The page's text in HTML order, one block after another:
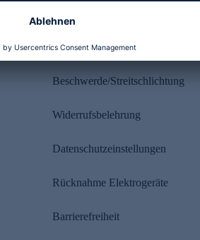
Rechtliches
Beschwerde/Streitschlichtung
Widerrufsbelehrung
Datenschutzeinstellungen
Rücknahme Elektrogeräte
Barrierefreiheit